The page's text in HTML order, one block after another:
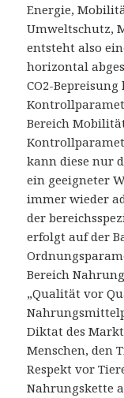
Energie,
Umweltschutz,
entsteht also
horizontal
CO2-
Bereich
kann diese nur
ein geeigneter
immer wieder
der
erfolgt auf der
Bereich
„Qualität vor
Diktat des
Menschen, den
Respekt vor
Nahrungskette